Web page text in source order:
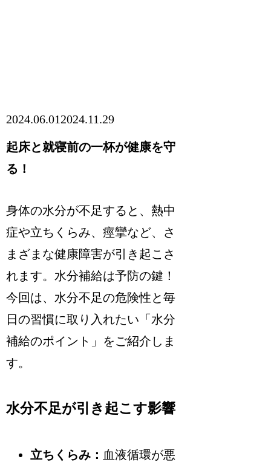
2024.06.012024.11.29
起床と就寝前の一杯が健康を守
る！
身体の水分が不足すると、熱中
症や立ちくらみ、痙攣など、さ
まざまな健康障害が引き起こさ
れます。水分補給は予防の鍵！
今回は、水分不足の危険性と毎
日の習慣に取り入れたい「水分
補給のポイント」をご紹介しま
す。
水分不足が引き起こす影響
立ちくらみ： 血液循環が悪